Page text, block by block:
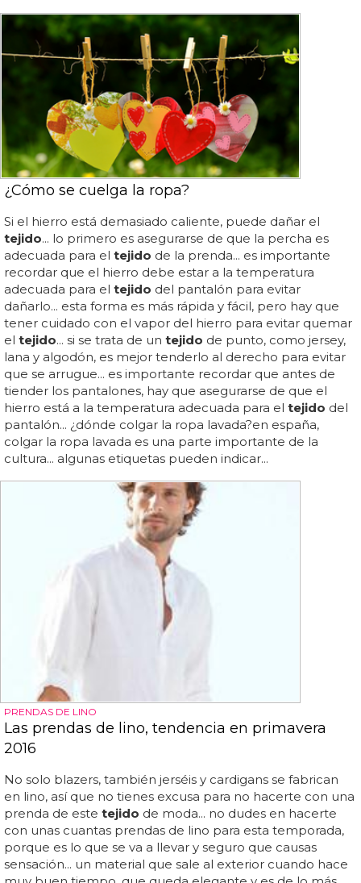
¿Cómo se cuelga la ropa?
Si el hierro está demasiado caliente, puede dañar el
tejido... lo primero es asegurarse de que la percha es
adecuada para el tejido de la prenda... es importante
recordar que el hierro debe estar a la temperatura
adecuada para el tejido del pantalón para evitar
dañarlo... esta forma es más rápida y fácil, pero hay que
tener cuidado con el vapor del hierro para evitar quemar
el tejido... si se trata de un tejido de punto, como jersey,
lana y algodón, es mejor tenderlo al derecho para evitar
que se arrugue... es importante recordar que antes de
tiender los pantalones, hay que asegurarse de que el
hierro está a la temperatura adecuada para el tejido del
pantalón... ¿dónde colgar la ropa lavada?en españa,
colgar la ropa lavada es una parte importante de la
cultura... algunas etiquetas pueden indicar...
PRENDAS DE LINO
Las prendas de lino, tendencia en primavera
2016
No solo blazers, también jerséis y cardigans se fabrican
en lino, así que no tienes excusa para no hacerte con una
prenda de este tejido de moda... no dudes en hacerte
con unas cuantas prendas de lino para esta temporada,
porque es lo que se va a llevar y seguro que causas
sensación... un material que sale al exterior cuando hace